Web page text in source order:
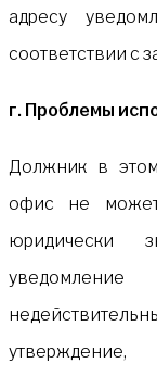
адресу
соответствии с
г. Проблемы
Должник в
офис не может
юридически